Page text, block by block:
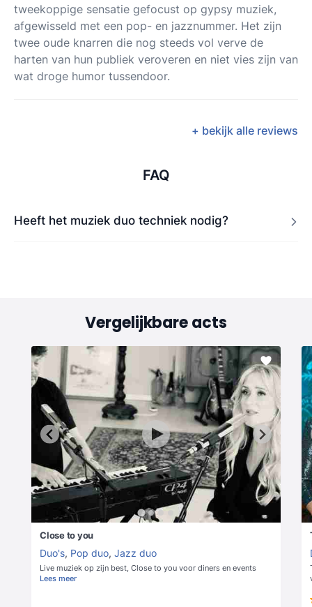
tweekoppige sensatie gefocust op gypsy muziek,
afgewisseld met een pop- en jazznummer. Het zijn
twee oude knarren die nog steeds vol verve de
harten van hun publiek veroveren en niet vies zijn van
wat droge humor tussendoor.
+ bekijk alle reviews
FAQ
Heeft het muziek duo techniek nodig?
Vergelijkbare acts
Close to you
Duo's, Pop duo, Jazz duo
Live muziek op zijn best, Close to you voor diners en events
Lees meer